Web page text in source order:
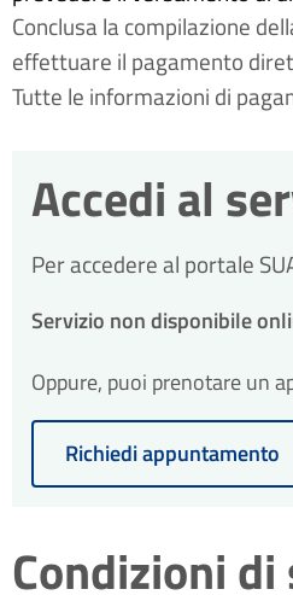
Conclusa la compilazione
effettuare il pagamento
Tutte le informazioni di
Accedi al
Per accedere al portale
Servizio non disponibile
Oppure, puoi prenotare un
Richiedi appuntamento
Condizioni